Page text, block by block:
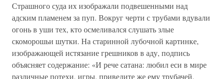
Страшного суда их изображали подвешенными над
адским пламенем за пуп. Вокруг черти с трубами вдували
огонь в уши тех, кто осмеливался слушать злые
скоморошьи шутки. На старинной лубочной картинке,
изображающей истязание грешников в аду, подпись
объясняет содержание: «И рече сатана: любил еси в мире
различные потехи, игры, приведите же ему трубачей.